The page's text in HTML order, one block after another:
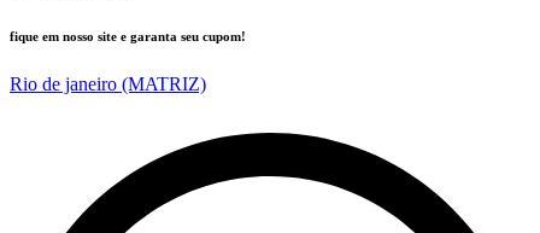
fique em nosso site e garanta seu cupom!
Rio de janeiro (MATRIZ)